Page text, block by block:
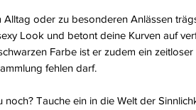
Alltag oder zu besonderen Anlässen
Look und betont deine Kurven auf
Farbe ist er zudem ein
fehlen darf.
noch? Tauche ein in die Welt der